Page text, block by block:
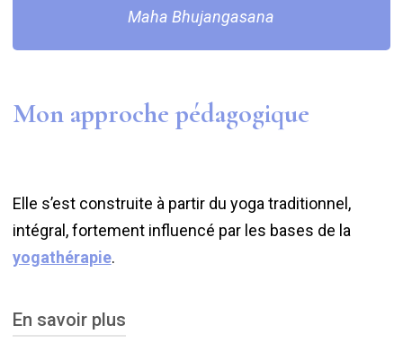
Maha Bhujangasana
Mon approche pédagogique
Elle s’est construite à partir du yoga traditionnel,
intégral, fortement influencé par les bases de la
yogathérapie.
En savoir plus